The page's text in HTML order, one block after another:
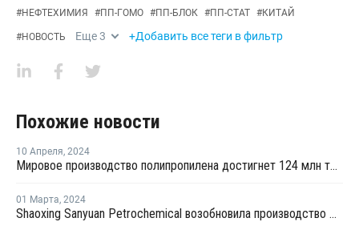
#НЕФТЕХИМИЯ #ПП-ГОМО #ПП-БЛОК #ПП-СТАТ #КИТАЙ
#НОВОСТЬ Еще3 +Добавить все теги в фильтр
Похожие новости
10 Апреля, 2024
Мировое производство полипропилена достигнет 124 млн тонн к 2032 году
01 Марта, 2024
Shaoxing Sanyuan Petrochemical возобновила производство ПП на линии №1 в Китае